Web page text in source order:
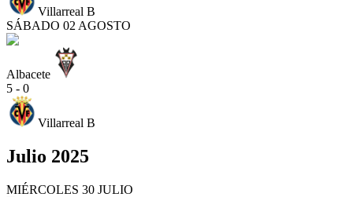
Villarreal B
SÁBADO 02 AGOSTO
Albacete
5 - 0
Villarreal B
Julio 2025
MIÉRCOLES 30 JULIO